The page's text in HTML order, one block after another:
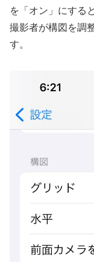
を「オン」にする
撮影者が構図を調
す。